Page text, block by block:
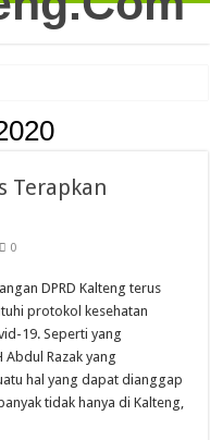
Pemdes dan BPD di
dan Arah Organisasi ke Depan
Ormas Batamad?
yang Tewaskan Tiga
Peran ASN dalam Mewujudkan
Kompetensi ASN dalam
Kota Palangka Raya, Bantu Jaga
Program Tiga Juta Rumah dan
Tembus Rp7,6 Miliar
Akses Layanan
Terapkan
0
DPRD Kalteng terus
protokol kesehatan
19. Seperti yang
Abdul Razak yang
hal yang dapat dianggap
tidak hanya di Kalteng,